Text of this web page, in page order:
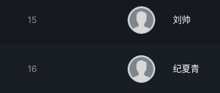
15 刘帅
16 纪夏青